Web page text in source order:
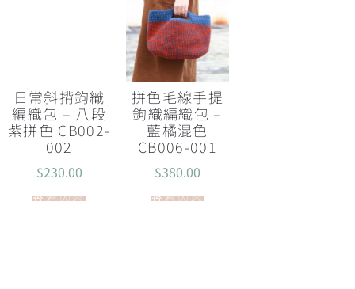
日常斜揹鉤織
編織包 – 八段
紫拼色 CB002-
002
$230.00
查看內容
拼色毛線手提
鉤織編織包 –
藍橘混色
CB006-001
$380.00
查看內容